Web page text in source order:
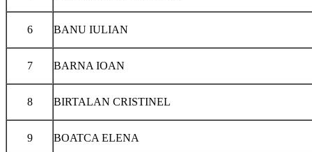
6 BANU IULIAN
7 BARNA IOAN
8 BIRTALAN CRISTINEL
9 BOATCA ELENA